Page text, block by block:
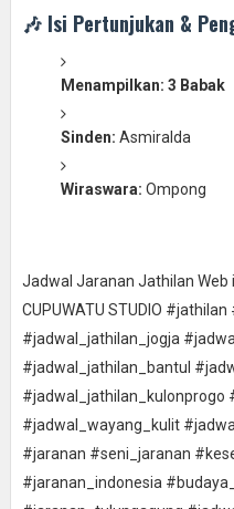
🎶 Isi Pertunjukan &
Menampilkan: 3 Babak
Sinden: Asmiralda
Wiraswara: Ompong
Jadwal Jaranan Jathilan Web
CUPUWATU STUDIO
#jadwal_jathilan_jogja
#jadwal_jathilan_bantul
#jadwal_jathilan_kulonprogo
#jadwal_wayang_kulit
#jaranan #seni_jaranan
#jaranan_indonesia